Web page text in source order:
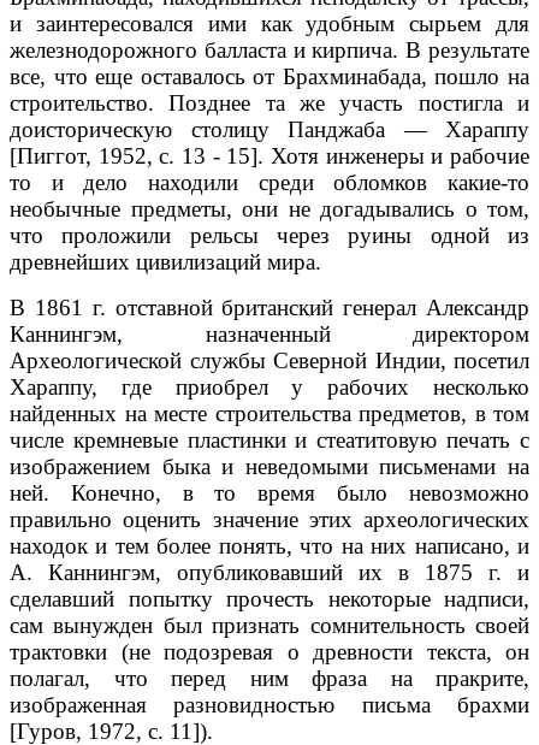
и заинтересовался ими как удобным сырьем для
железнодорожного балласта и кирпича. В результате
все, что еще оставалось от Брахминабада, пошло на
строительство. Позднее та же участь постигла и
доисторическую столицу Панджаба — Хараппу
[Пиггот, 1952, с. 13 - 15]. Хотя инженеры и рабочие
то и дело находили среди обломков какие-то
необычные предметы, они не догадывались о том,
что проложили рельсы через руины одной из
древнейших цивилизаций мира.
В 1861 г. отставной британский генерал Александр
Каннингэм, назначенный директором
Археологической службы Северной Индии, посетил
Хараппу, где приобрел у рабочих несколько
найденных на месте строительства предметов, в том
числе кремневые пластинки и стеатитовую печать с
изображением быка и неведомыми письменами на
ней. Конечно, в то время было невозможно
правильно оценить значение этих археологических
находок и тем более понять, что на них написано, и
А. Каннингэм, опубликовавший их в 1875 г. и
сделавший попытку прочесть некоторые надписи,
сам вынужден был признать сомнительность своей
трактовки (не подозревая о древности текста, он
полагал, что перед ним фраза на пракрите,
изображенная разновидностью письма брахми
[Гуров, 1972, с. 11]).